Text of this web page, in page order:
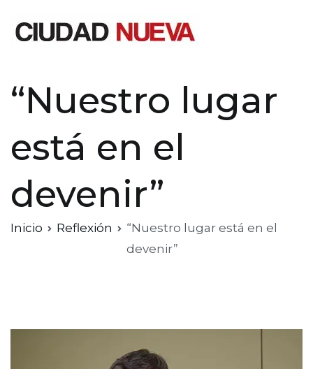
“Nuestro lugar
está en el
devenir”
Inicio Reflexión
“Nuestro lugar está en el
devenir”